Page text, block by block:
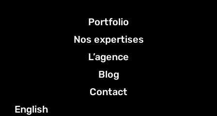
Portfolio
Nos expertises
L’agence
Blog
Contact
English